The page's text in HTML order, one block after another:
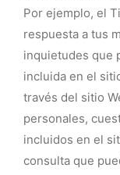
Por ejemplo, el
respuesta a tus
inquietudes que
incluida en el
través del sitio
personales,
incluidos en el
consulta que